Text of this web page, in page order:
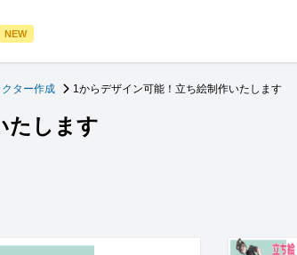
NEW
ター作成 1からデザイン可能！立ち絵制作いたします
たします